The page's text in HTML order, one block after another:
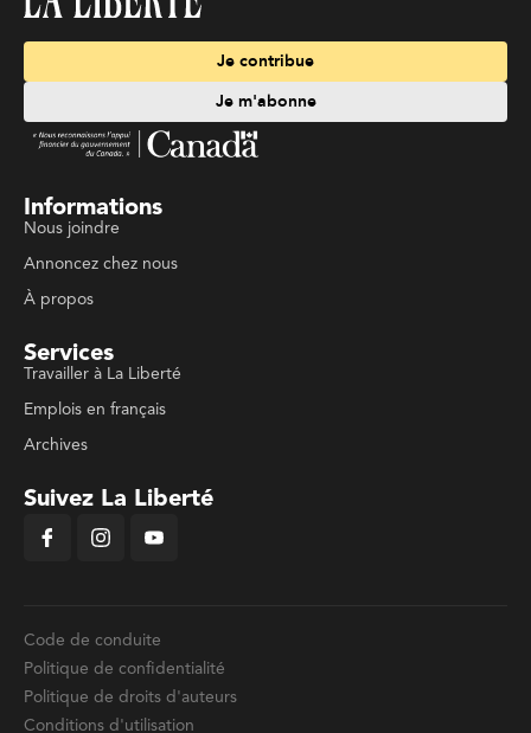
Je contribue
Je m'abonne
Informations
Nous joindre
Annoncez chez nous
À propos
Services
Travailler à La Liberté
Emplois en français
Archives
Suivez La Liberté
Code de conduite
Politique de confidentialité
Politique de droits d'auteurs
Conditions d'utilisation